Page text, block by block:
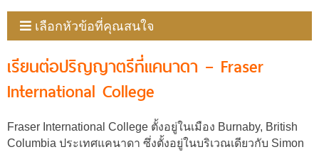
เลือกหัวข้อที่คุณสนใจ
เรียนต่อปริญญาตรีที่แคนาดา – Fraser
International College
Fraser International College ตั้งอยู่ในเมือง Burnaby, British
Columbia ประเทศแคนาดา ซึ่งตั้งอยู่ในบริเวณเดียวกับ Simon